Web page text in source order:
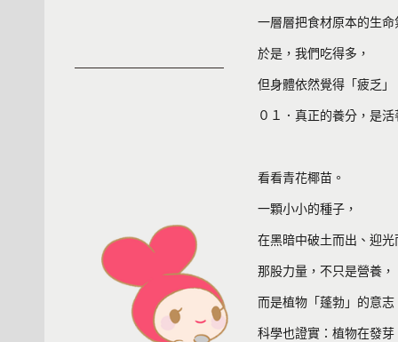
一層層把食材原本的生
於是，我們吃得多，
但身體依然覺得「疲乏」
０１．真正的養分，是
看看青花椰苗。
一顆小小的種子，
在黑暗中破土而出、迎光
那股力量，不只是營養，
而是植物「蓬勃」的意志
科學也證實：植物在發